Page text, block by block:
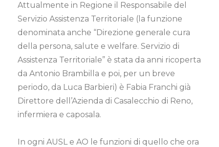
Attualmente in Regione il Responsabile del
Servizio Assistenza Territoriale (la funzione
denominata anche “Direzione generale cura
della persona, salute e welfare. Servizio di
Assistenza Territoriale” è stata da anni ricoperta
da Antonio Brambilla e poi, per un breve
periodo, da Luca Barbieri) è Fabia Franchi già
Direttore dell’Azienda di Casalecchio di Reno,
infermiera e caposala.
In ogni AUSL e AO le funzioni di quello che ora